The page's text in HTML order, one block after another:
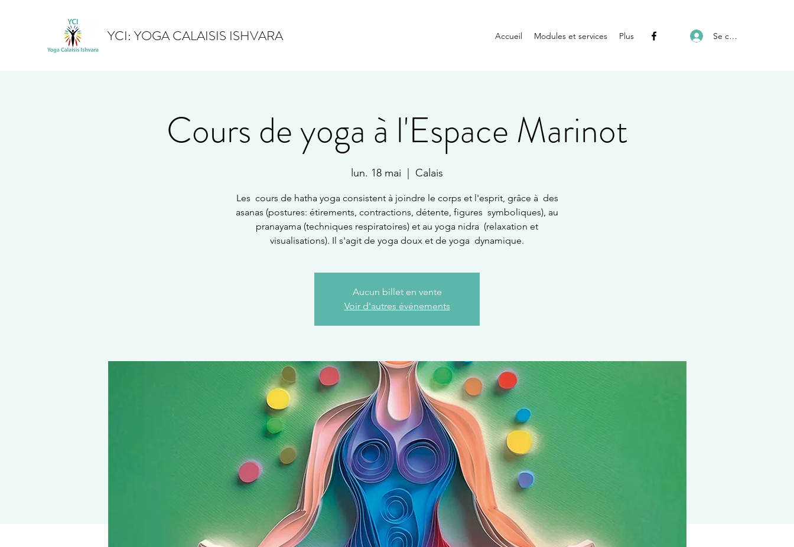
YCI: YOGA CALAISIS ISHVARA Accueil Modules et services Plus Se connecter
Cours de yoga à l'Espace Marinot
lun. 18 mai Calais
Les cours de hatha yoga consistent à joindre le corps et l'esprit, grâce à des
asanas (postures: étirements, contractions, détente, figures symboliques), au
pranayama (techniques respiratoires) et au yoga nidra (relaxation et
visualisations). Il s'agit de yoga doux et de yoga dynamique.
Aucun billet en vente
Voir d'autres événements